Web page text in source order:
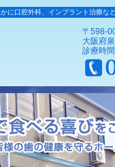
口腔外科、インプラント治療な
〒598-
大阪府
診療時